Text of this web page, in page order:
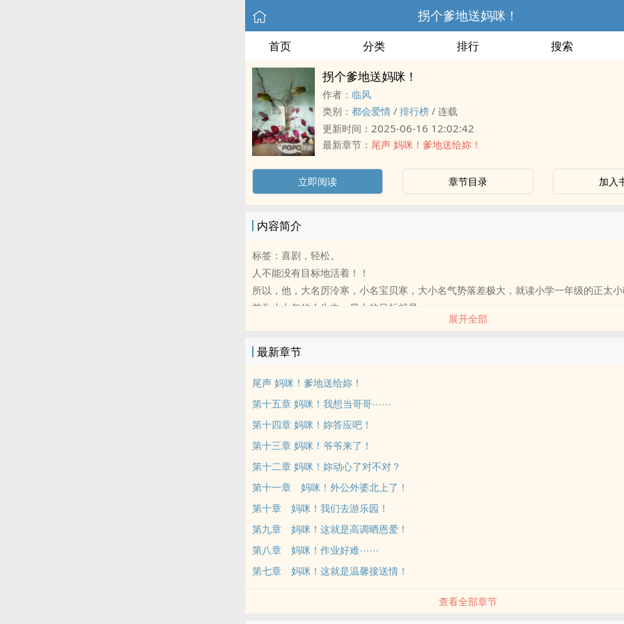
拐个爹地送妈咪！
首页 分类 排行 搜索
拐个爹地送妈咪！
作者： 临风
类别： 都会爱情 / 排行榜 / 连载
更新时间： 2025-06-16 12:02:42
最新章节： 尾声 妈咪！爹地送给妳！
立即阅读 章节目录 加入
内容简介
标签：喜剧，轻松。
人不能没有目标地活着！！
所以，他，大名厉泠寒，小名宝贝寒，大小名气势落差极大，就读小学一年级的正太
前为止七年的人生中，最大的目标就是——
替他那因为被他亲生爹地欺负，从此不相信爱情的妈咪，
「妈咪！妳看妳看！叶思齐，二十九岁，家世人品一流，是个老师，目前任教于儿子我
还是我们班导。妈咪，怎么样？」
「妈咪妈咪！那他呢？洛凯烈，三十岁，是豪门之后，可是自己出来打拼，目前是我们
间咖啡厅的老板。妈咪，有没有感觉？」
「⋯⋯没感觉。」
「⋯⋯妈咪！那这个怎么样？杜品墨，三十二岁，英翔集团总经理，更有传言是下一任
的是，他单身！妈咪！要把握啊！不为妳自己也要为妳儿子想啊！有这种爹地，我这辈
「⋯⋯」
「妈咪，妳脸色苍白耶⋯⋯」
她何止脸色苍白，她绝对还印堂发黑了！
厉茉芯想尖叫，除此之外，她不知道她还能干嘛。难不成，要她告诉儿子，这个杜品墨
展开全部
最新章节
尾声 妈咪！爹地送给妳！
第十五章 妈咪！我想当哥哥⋯⋯
第十四章 妈咪！妳答应吧！
第十三章 妈咪！爷爷来了！
第十二章 妈咪！妳动心了对不对？
第十一章 妈咪！外公外婆北上了！
第十章 妈咪！我们去游乐园！
第九章 妈咪！这就是高调晒恩爱！
第八章 妈咪！作业好难⋯⋯
第七章 妈咪！这就是温馨接送情！
查看全部章节